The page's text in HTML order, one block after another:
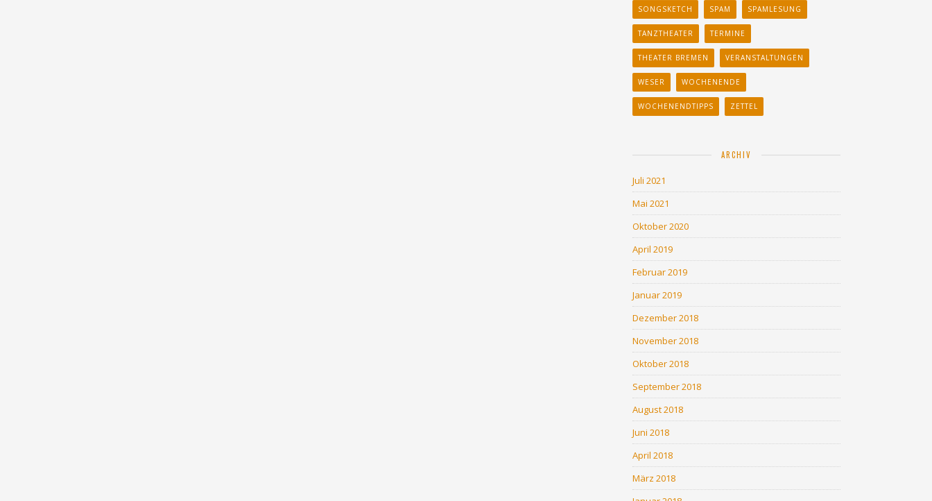
SONGSKETCH SPAM SPAMLESUNG
TANZTHEATER TERMINE
THEATER BREMEN VERANSTALTUNGEN
WESER WOCHENENDE
WOCHENENDTIPPS ZETTEL
ARCHIV
Juli 2021
Mai 2021
Oktober 2020
April 2019
Februar 2019
Januar 2019
Dezember 2018
November 2018
Oktober 2018
September 2018
August 2018
Juni 2018
April 2018
März 2018